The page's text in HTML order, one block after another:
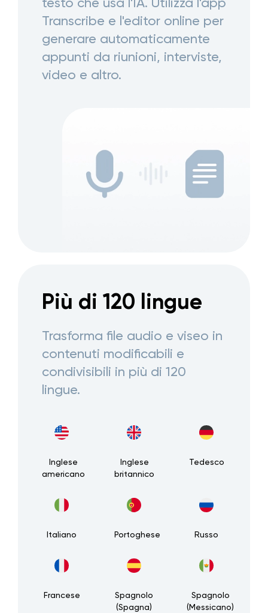
Transcribe e l'editor online per
generare automaticamente
appunti da riunioni, interviste,
video e altro.
Più di 120 lingue
Trasforma file audio e viseo in
contenuti modificabili e
condivisibili in più di 120
lingue.
Inglese
americano
Inglese
britannico
Tedesco
Italiano Portoghese Russo
Francese
Spagnolo
(Spagna)
Spagnolo
(Messicano)